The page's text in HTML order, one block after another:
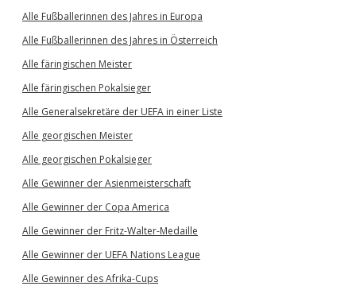
Alle Fußballerinnen des Jahres in Europa
Alle Fußballerinnen des Jahres in Österreich
Alle färingischen Meister
Alle färingischen Pokalsieger
Alle Generalsekretäre der UEFA in einer Liste
Alle georgischen Meister
Alle georgischen Pokalsieger
Alle Gewinner der Asienmeisterschaft
Alle Gewinner der Copa America
Alle Gewinner der Fritz-Walter-Medaille
Alle Gewinner der UEFA Nations League
Alle Gewinner des Afrika-Cups